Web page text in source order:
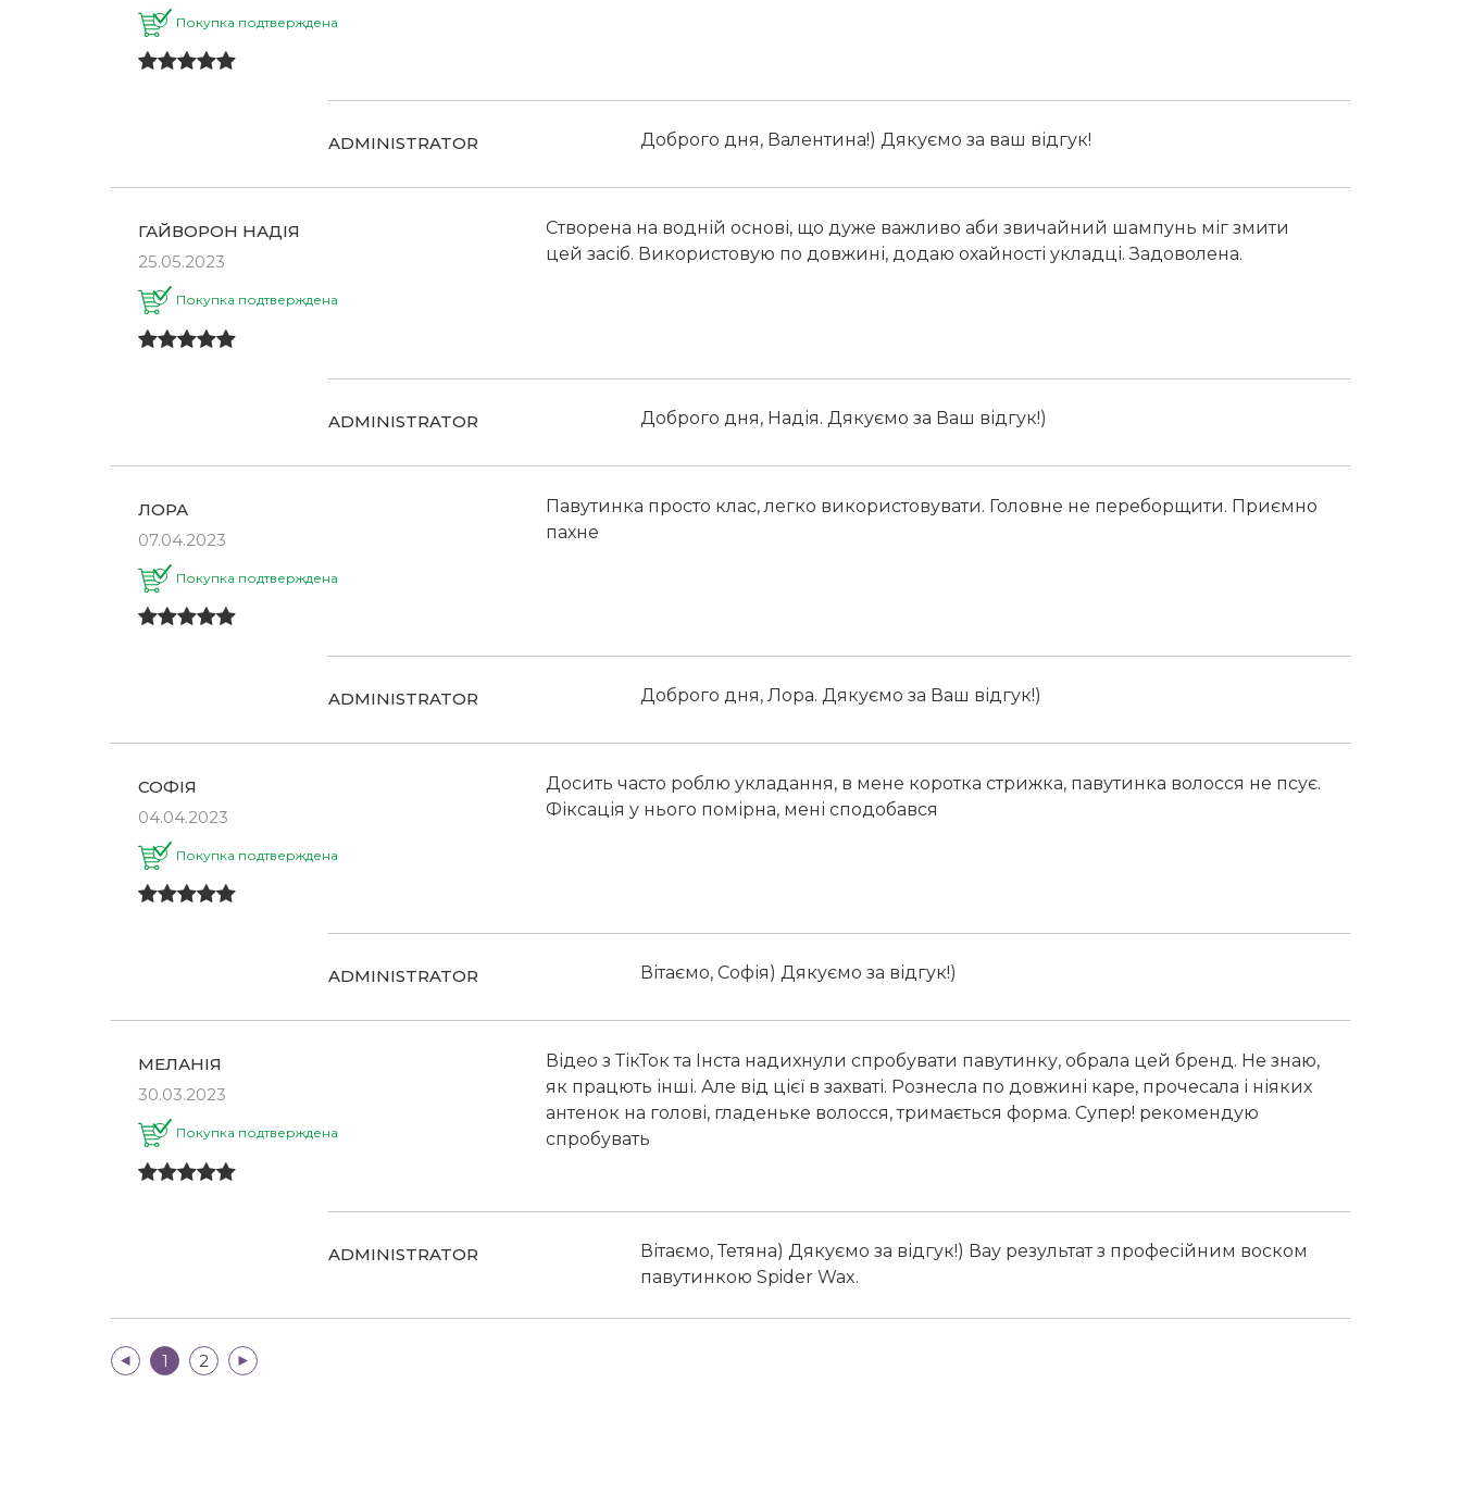
Покупка подтверждена
ADMINISTRATOR Доброго дня, Валентина!) Дякуємо за ваш відгук!
ГАЙВОРОН НАДІЯ
25.05.2023
Покупка подтверждена
Створена на водній основі, що дуже важливо аби звичайний шампунь міг змити
цей засіб. Використовую по довжині, додаю охайності укладці. Задоволена.
ADMINISTRATOR Доброго дня, Надія. Дякуємо за Ваш відгук!)
ЛОРА
07.04.2023
Покупка подтверждена
Павутинка просто клас, легко використовувати. Головне не переборщити. Приємно
пахне
ADMINISTRATOR Доброго дня, Лора. Дякуємо за Ваш відгук!)
СОФІЯ
04.04.2023
Покупка подтверждена
Досить часто роблю укладання, в мене коротка стрижка, павутинка волосся не псує.
Фіксація у нього помірна, мені сподобався
ADMINISTRATOR Вітаємо, Софія) Дякуємо за відгук!)
МЕЛАНІЯ
30.03.2023
Покупка подтверждена
Відео з ТікТок та Інста надихнули спробувати павутинку, обрала цей бренд. Не знаю,
як працють інші. Але від цієї в захваті. Рознесла по довжині каре, прочесала і ніяких
антенок на голові, гладеньке волосся, тримається форма. Супер! рекомендую
спробувать
ADMINISTRATOR
Вітаємо, Тетяна) Дякуємо за відгук!) Вау результат з професійним воском
павутинкою Spider Wax.
|< 1 2 >|